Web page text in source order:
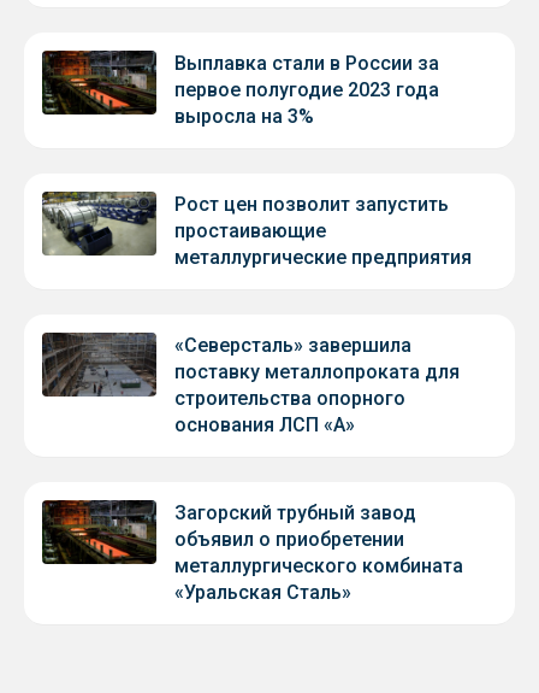
Выплавка стали в России за
первое полугодие 2023 года
выросла на 3%
Рост цен позволит запустить
простаивающие
металлургические предприятия
«Северсталь» завершила
поставку металлопроката для
строительства опорного
основания ЛСП «А»
Загорский трубный завод
объявил о приобретении
металлургического комбината
«Уральская Сталь»